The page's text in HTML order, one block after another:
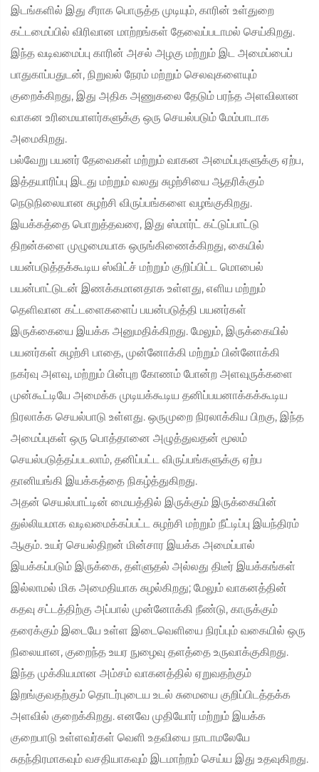
இடங்களில் இது சீராக பொருத்த முடியும், காரின் உள்துறை
கட்டமைப்பில் விரிவான மாற்றங்கள் தேவைப்படாமல் செய்கிறது.
இந்த வடிவமைப்பு காரின் அசல் அழகு மற்றும் இட அமைப்பைப்
பாதுகாப்பதுடன், நிறுவல் நேரம் மற்றும் செலவுகளையும்
குறைக்கிறது, இது அதிக அணுகலை தேடும் பரந்த அளவிலான
வாகன உரிமையாளர்களுக்கு ஒரு செயல்படும் மேம்பாடாக
அமைகிறது.
பல்வேறு பயனர் தேவைகள் மற்றும் வாகன அமைப்புகளுக்கு ஏற்ப,
இத்தயாரிப்பு இடது மற்றும் வலது சுழற்சியை ஆதரிக்கும்
நெடுநிலையான சுழற்சி விருப்பங்களை வழங்குகிறது.
இயக்கத்தை பொறுத்தவரை, இது ஸ்மார்ட் கட்டுப்பாட்டு
திறன்களை முழுமையாக ஒருங்கிணைக்கிறது, கையில்
பயன்படுத்தக்கூடிய ஸ்விட்ச் மற்றும் குறிப்பிட்ட மொபைல்
பயன்பாட்டுடன் இணக்கமானதாக உள்ளது, எளிய மற்றும்
தெளிவான கட்டளைகளைப் பயன்படுத்தி பயனர்கள்
இருக்கையை இயக்க அனுமதிக்கிறது. மேலும், இருக்கையில்
பயனர்கள் சுழற்சி பாதை, முன்னோக்கி மற்றும் பின்னோக்கி
நகர்வு அளவு, மற்றும் பின்புற கோணம் போன்ற அளவுருக்களை
முன்கூட்டியே அமைக்க முடியக்கூடிய தனிப்பயனாக்கக்கூடிய
நிரலாக்க செயல்பாடு உள்ளது. ஒருமுறை நிரலாக்கிய பிறகு, இந்த
அமைப்புகள் ஒரு பொத்தானை அழுத்துவதன் மூலம்
செயல்படுத்தப்படலாம், தனிப்பட்ட விருப்பங்களுக்கு ஏற்ப
தானியங்கி இயக்கத்தை நிகழ்த்துகிறது.
அதன் செயல்பாட்டின் மையத்தில் இருக்கும் இருக்கையின்
துல்லியமாக வடிவமைக்கப்பட்ட சுழற்சி மற்றும் நீட்டிப்பு இயந்திரம்
ஆகும். உயர் செயல்திறன் மின்சார இயக்க அமைப்பால்
இயக்கப்படும் இருக்கை, தள்ளுதல் அல்லது திடீர் இயக்கங்கள்
இல்லாமல் மிக அமைதியாக சுழல்கிறது; மேலும் வாகனத்தின்
கதவு சட்டத்திற்கு அப்பால் முன்னோக்கி நீண்டு, காருக்கும்
தரைக்கும் இடையே உள்ள இடைவெளியை நிரப்பும் வகையில் ஒரு
நிலையான, குறைந்த உயர நுழைவு தளத்தை உருவாக்குகிறது.
இந்த முக்கியமான அம்சம் வாகனத்தில் ஏறுவதற்கும்
இறங்குவதற்கும் தொடர்புடைய உடல் சுமையை குறிப்பிடத்தக்க
அளவில் குறைக்கிறது. எனவே முதியோர் மற்றும் இயக்க
குறைபாடு உள்ளவர்கள் வெளி உதவியை நாடாமலேயே
சுதந்திரமாகவும் வசதியாகவும் இடமாற்றம் செய்ய இது உதவுகிறது.